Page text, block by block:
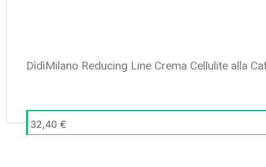
DìdìMilano Reducing Line Crema Cellulite alla
32,40 €